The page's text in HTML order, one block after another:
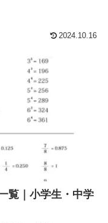
2024.10.16
覧｜小学生・中学